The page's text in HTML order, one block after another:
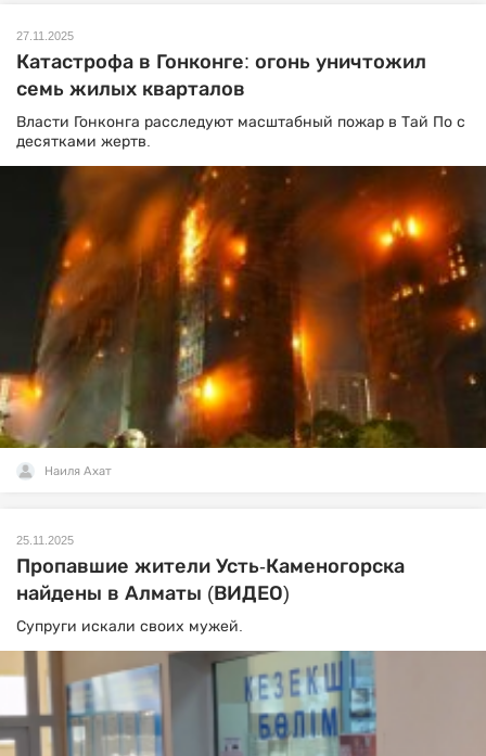
27.11.2025
Катастрофа в Гонконге: огонь уничтожил
семь жилых кварталов
Власти Гонконга расследуют масштабный пожар в Тай По с
десятками жертв.
Наиля Ахат
25.11.2025
Пропавшие жители Усть-Каменогорска
найдены в Алматы (ВИДЕО)
Супруги искали своих мужей.